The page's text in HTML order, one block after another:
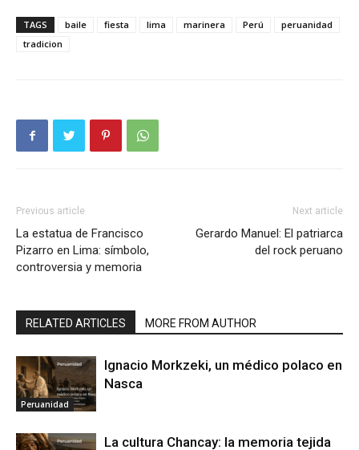
TAGS baile fiesta lima marinera Perú
peruanidad
tradicion
Previous article
La estatua de Francisco
Pizarro en Lima: símbolo,
controversia y memoria
Next article
Gerardo Manuel: El patriarca
del rock peruano
RELATED ARTICLES MORE FROM AUTHOR
Peruanidad
Ignacio Morkzeki, un médico polaco en
Nasca
La cultura Chancay: la memoria tejida